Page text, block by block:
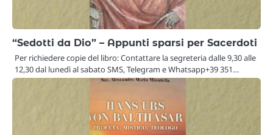
“Sedotti da Dio” – Appunti sparsi per Sacerdoti
Per richiedere copie del libro: Contattare la segreteria dalle 9,30 alle
12,30 dal lunedì al sabato SMS, Telegram e Whatsapp+39 351…